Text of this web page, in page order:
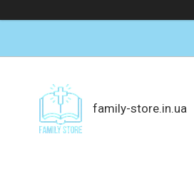
family-store.in.ua